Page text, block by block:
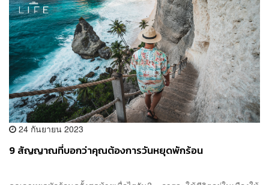
24 กันยายน 2023
9 สัญญาณที่บอกว่าคุณต้องการวันหยุดพักร้อน